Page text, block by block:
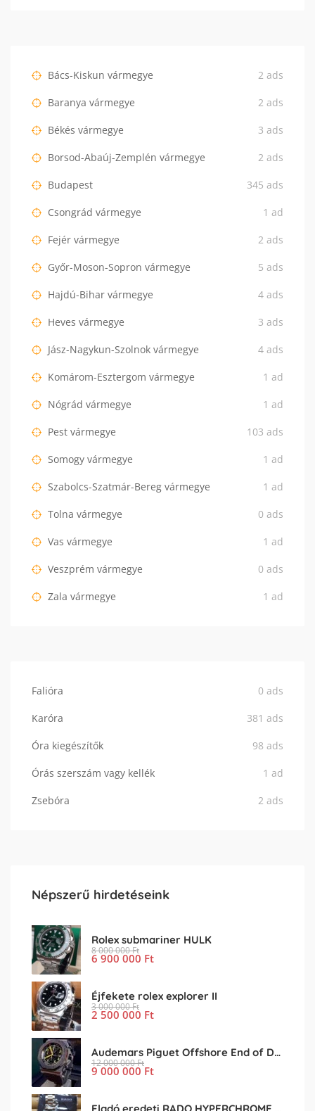
Bács-Kiskun vármegye 2 ads
Baranya vármegye 2 ads
Békés vármegye 3 ads
Borsod-Abaúj-Zemplén vármegye 2 ads
Budapest 345 ads
Csongrád vármegye 1 ad
Fejér vármegye 2 ads
Győr-Moson-Sopron vármegye 5 ads
Hajdú-Bihar vármegye 4 ads
Heves vármegye 3 ads
Jász-Nagykun-Szolnok vármegye 4 ads
Komárom-Esztergom vármegye 1 ad
Nógrád vármegye 1 ad
Pest vármegye 103 ads
Somogy vármegye 1 ad
Szabolcs-Szatmár-Bereg vármegye 1 ad
Tolna vármegye 0 ads
Vas vármegye 1 ad
Veszprém vármegye 0 ads
Zala vármegye 1 ad
Falióra 0 ads
Karóra 381 ads
Óra kiegészítők 98 ads
Órás szerszám vagy kellék 1 ad
Zsebóra 2 ads
Népszerű hirdetéseink
Rolex submariner HULK
8 000 000Ft
6 900 000 Ft
Éjfekete rolex explorer II
3 000 000Ft
2 500 000 Ft
Audemars Piguet Offshore End of Days
12 000 000Ft
9 000 000 Ft